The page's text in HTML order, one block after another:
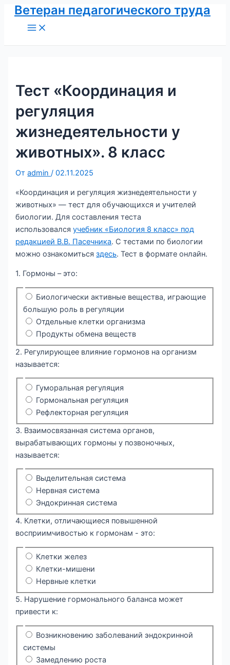
Перейти
Ветеран педагогического труда
Main
Menu
Тест «Координация и
регуляция
жизнедеятельности у
животных». 8 класс
Отadmin/02.11.2025
«Координация и регуляция жизнедеятельности у
животных» — тест для обучающихся и учителей
биологии. Для составления теста
использовалсяучебник «Биология 8 класс» под
редакцией В.В. Пасечника. С тестами по биологии
можно ознакомитьсяздесь. Тест в формате онлайн.
1. Гормоны – это:
Биологически активные вещества, играющие
большую роль в регуляции
Отдельные клетки организма
Продукты обмена веществ
2. Регулирующее влияние гормонов на организм
называется:
Гуморальная регуляция
Гормональная регуляция
Рефлекторная регуляция
3. Взаимосвязанная система органов,
вырабатывающих гормоны у позвоночных,
называется:
Выделительная система
Нервная система
Эндокринная система
4. Клетки, отличающиеся повышенной
восприимчивостью к гормонам - это:
Клетки желез
Клетки-мишени
Нервные клетки
5. Нарушение гормонального баланса может
привести к:
Возникновению заболеваний эндокринной
системы
Замедлению роста